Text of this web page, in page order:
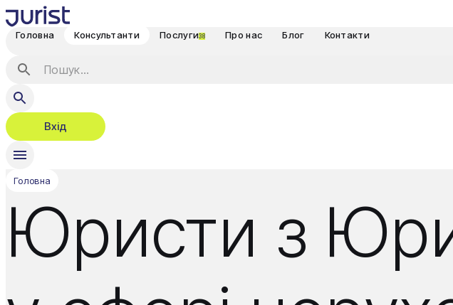
Головна Консультанти Послуги38 Про нас Блог Контакти
Вхід
Головна
Юристи з